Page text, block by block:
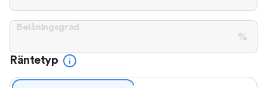
Räntetyp
Belåningsgrad
%